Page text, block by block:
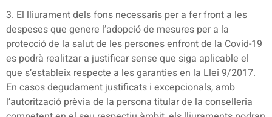
3. El lliurament dels fons necessaris per a fer front a les
despeses que genere l’adopció de mesures per a la
protecció de la salut de les persones enfront de la Covid-19
es podrà realitzar a justificar sense que siga aplicable el
que s’estableix respecte a les garanties en la Llei 9/2017.
En casos degudament justificats i excepcionals, amb
l’autorització prèvia de la persona titular de la conselleria